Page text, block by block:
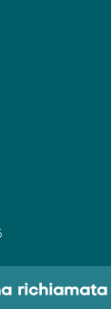
richiamata